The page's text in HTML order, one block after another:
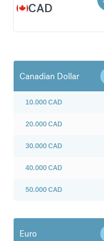
CAD
Canadian Dollar
10.000CAD
20.000CAD
30.000CAD
40.000CAD
50.000CAD
Euro